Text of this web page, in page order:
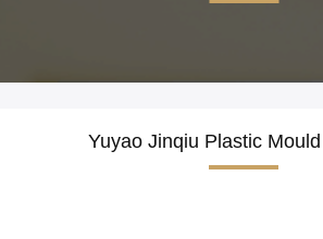
Yuyao Jinqiu Plastic